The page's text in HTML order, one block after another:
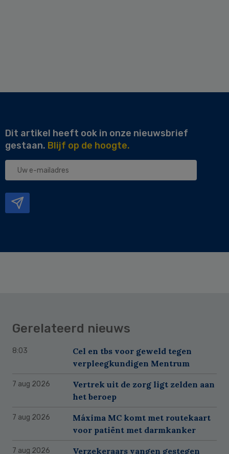
Dit artikel heeft ook in onze nieuwsbrief
gestaan. Blijf op de hoogte.
Uw
Gerelateerd nieuws
8:03
Cel en tbs voor geweld tegen
verpleegkundigen Mentrum
7 aug 2026
Vertrek uit de zorg ligt zelden aan
het beroep
7 aug 2026
Máxima MC komt met routekaart
voor patiënt met darmkanker
7 aug 2026
Verzekeraars vangen gestegen